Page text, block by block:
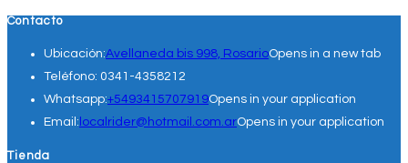
Contacto
Ubicación:Avellaneda bis 998, RosarioOpens in a new tab
Teléfono: 0341-4358212
Whatsapp:+5493415707919Opens in your application
Email: localrider@hotmail.com.arOpens in your application
Tienda